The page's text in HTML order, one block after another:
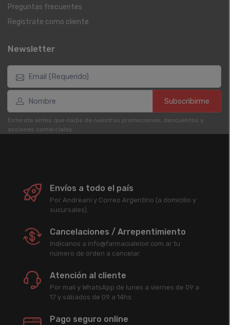
Preguntas frecuentes
Registrate como cliente
Newsletter
Subscribirme
Enterate antes que nadie de nuestras promociones, descuentos y
acciones comerciales.
Envíos a todo el país
Por Andreani y Correo Argentino (a domicilio y
sucursales).
Cancelaciones / Arrepentimiento
Indicanos a info@farmacialeloir.com.ar tu
número de órden a cancelar.
Atención al cliente
Por mail y WhatsApp de lunes a viernes de 09 a
17 y sábados de 09 a 14hs.
Pago seguro online